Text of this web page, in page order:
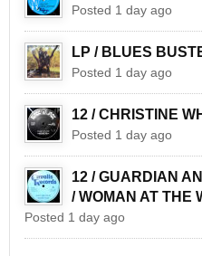
Posted 1 day ago
LP / BLUES
Posted 1 day ago
12 / CHRISTINE
Posted 1 day ago
12 / GUARDIAN
/ WOMAN AT THE
Posted 1 day ago